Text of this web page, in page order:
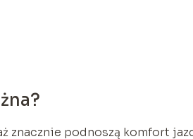
znacznie podnoszą komfort